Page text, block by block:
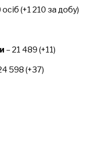
(+1 210 за добу)
– 21 489 (+11)
598 (+37)